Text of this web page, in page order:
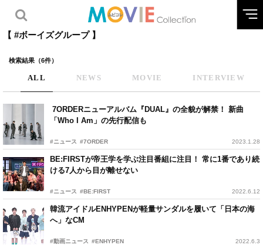
【 #ボーイズグループ 】
検索結果（6件）
ALL NEWS MOVIE INTERVIEW
7ORDERニューアルバム『DUAL』の全貌が解禁！ 新曲
「Who I Am」の先行配信も
#ニュース #7ORDER 2023.1.28
BE:FIRSTが帝王学を学ぶ注目番組に注目！ 常に1番であり続
ける7人から目が離せない
#ニュース #BE:FIRST 2022.6.12
韓流アイドルENHYPENが軽量サンダルを履いて「日本の海
へ」なCM
#動画ニュース #ENHYPEN 2022.6.3